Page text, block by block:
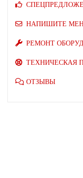
НАПИШИТЕ
РЕМОНТ
ТЕХНИЧЕСКАЯ
ОТЗЫВЫ